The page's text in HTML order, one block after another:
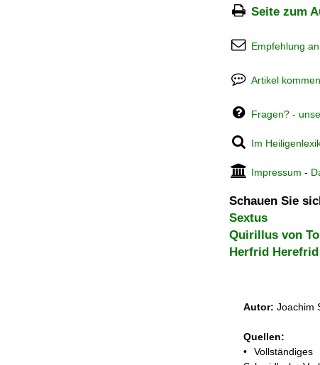
Seite zum
Empfehlung
Artikel
Fragen? -
Im
Impressum -
Schauen Sie
Sextus
Quirillus von
Herfrid Herefrid
Autor: Joachim
Quellen:
•